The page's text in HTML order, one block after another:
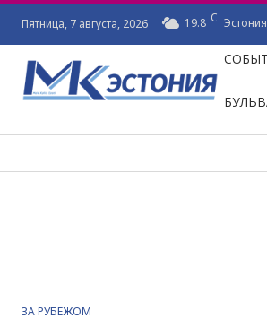
Пятница, 7 августа, 2026 19.8 C Эстония
ЗА РУБЕЖОМ